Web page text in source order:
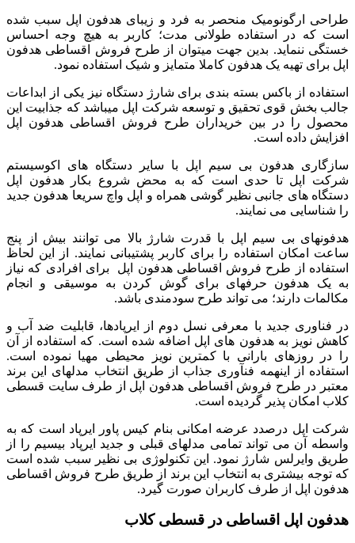
طراحی ارگونومیک منحصر به فرد و زیبای هدفون اپل سبب شده
است که در استفاده طولانی مدت؛ کاربر به هیچ وجه احساس
خستگی ننماید. بدین جهت می­توان از طرح فروش اقساطی هدفون
اپل برای تهیه یک هدفون کاملا متمایز و شیک استفاده نمود.
استفاده از باکس بسته بندی برای شارژ دستگاه نیز یکی از ابداعات
جالب بخش قوی تحقیق و توسعه شرکت اپل می­باشد که جذابیت این
محصول را در بین خریداران طرح فروش اقساطی هدفون اپل
افزایش داده است.
سازگاری هدفون بی سیم اپل با سایر دستگاه های اکوسیستم
شرکت اپل تا حدی است که به محض شروع بکار هدفون اپل
دستگاه های جانبی نظیر گوشی همراه و اپل واچ سریعا هدفون جدید
را شناسایی می نمایند.
هدفونهای بی سیم اپل با قدرت شارژ بالا می توانند بیش از پنج
ساعت امکان استفاده را برای کاربر پشتیبانی نمایند. از این لحاظ
استفاده از طرح فروش اقساطی هدفون اپل برای افرادی که نیاز
به یک هدفون حرفه­ای برای گوش کردن به موسیقی و انجام
مکالمات دارند؛ می تواند طرح سودمندی باشد.
در فناوری جدید با معرفی نسل دوم از ایرپادها، قابلیت ضد آب و
کاهش نویز به هدفون های اپل اضافه شده است. که استفاده از آن
را در روزهای بارانی با کمترین نویز محیطی مهیا نموده است.
استفاده از اینهمه فن­آوری جذاب از طریق انتخاب مدلهای این برند
معتبر در طرح فروش اقساطی هدفون اپل از طرف سایت قسطی
کلاب امکان پذیر گردیده است.
شرکت اپل درصدد عرضه امکانی بنام کیس پاور ایرپاد است که به
واسطه آن می تواند تمامی مدلهای قبلی و جدید ایرپاد بی­سیم را از
طریق وایرلس شارژ نمود. این تکنولوژی بی نظیر سبب شده است
که توجه بیشتری به انتخاب این برند از طریق طرح فروش اقساطی
هدفون اپل از طرف کاربران صورت گیرد.
هدفون اپل اقساطی در قسطی کلاب